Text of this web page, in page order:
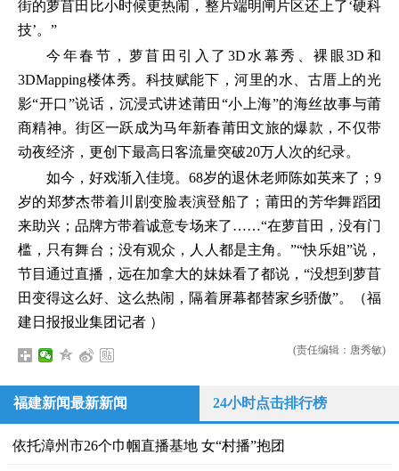
街的萝苜田比小时候更热闹，整片端明闸片区还上了‘硬科
技’。”
今年春节，萝苜田引入了3D水幕秀、裸眼3D和
3DMapping楼体秀。科技赋能下，河里的水、古厝上的光
影“开口”说话，沉浸式讲述莆田“小上海”的海丝故事与莆
商精神。街区一跃成为马年新春莆田文旅的爆款，不仅带
动夜经济，更创下最高日客流量突破20万人次的纪录。
如今，好戏渐入佳境。68岁的退休老师陈如英来了；9
岁的郑梦杰带着川剧变脸表演登船了；莆田的芳华舞蹈团
来助兴；品牌方带着诚意专场来了……“在萝苜田，没有门
槛，只有舞台；没有观众，人人都是主角。”“快乐姐”说，
节目通过直播，远在加拿大的妹妹看了都说，“没想到萝苜
田变得这么好、这么热闹，隔着屏幕都替家乡骄傲”。（福
建日报报业集团记者 ）
(责任编辑：唐秀敏)
福建新闻最新新闻 24小时点击排行榜
依托漳州市26个巾帼直播基地 女“村播”抱团